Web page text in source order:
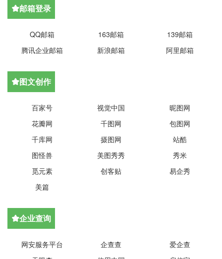
邮箱登录
QQ邮箱 163邮箱
139邮箱
腾讯企业邮箱
新浪邮箱 阿里邮箱
图文创作
百家号 视觉中国
昵图网
花瓣网
千图网
包图网
千库网
摄图网
站酷
图怪兽
美图秀秀
秀米
觅元素
创客贴
易企秀
美篇
企业查询
网安服务平台 企查查
爱企查